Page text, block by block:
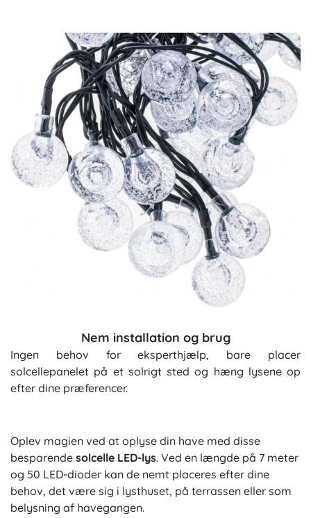
Nem installation og brug
Ingen behov for eksperthjælp, bare placer
solcellepanelet på et solrigt sted og hæng lysene op
efter dine præferencer.
Oplev magien ved at oplyse din have med disse
besparende solcelle LED-lys. Ved en længde på 7 meter
og 50 LED-dioder kan de nemt placeres efter dine
behov, det være sig i lysthuset, på terrassen eller som
belysning af havegangen.